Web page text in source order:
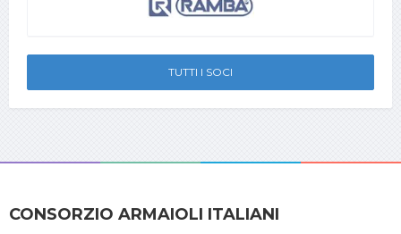
TUTTI I SOCI
CONSORZIO ARMAIOLI ITALIANI